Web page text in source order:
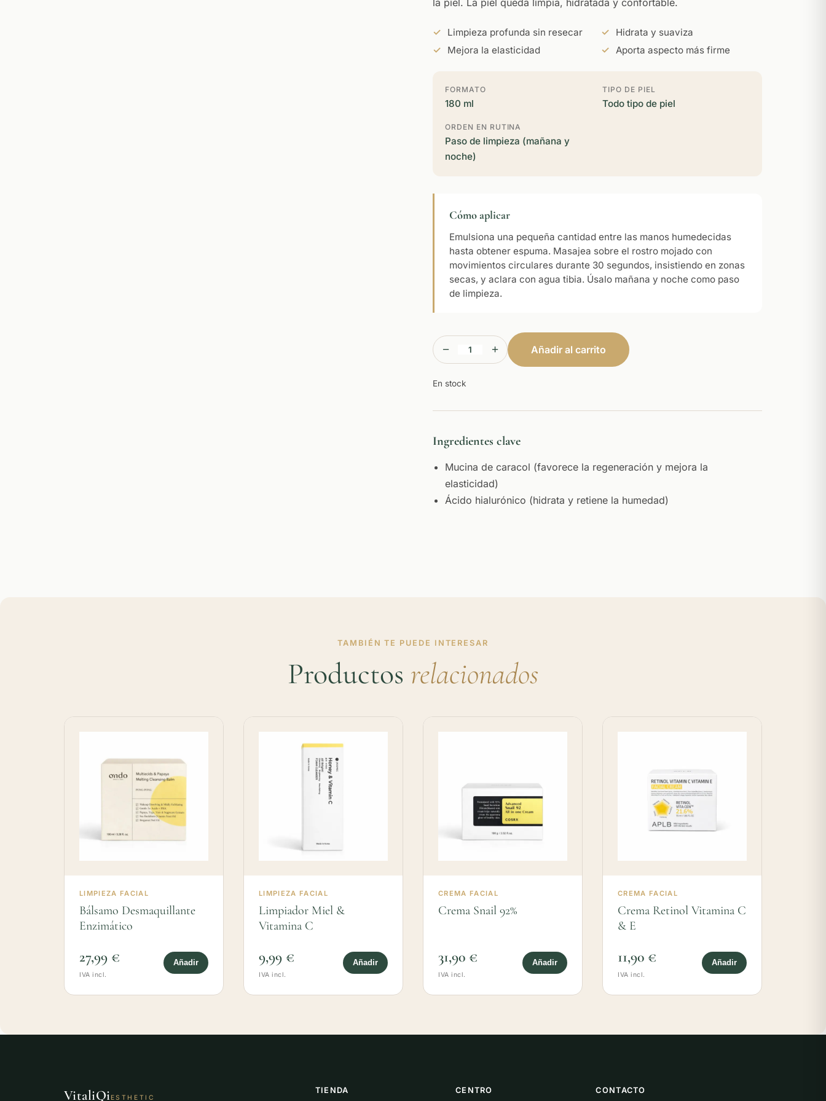
la piel. La piel queda limpia, hidratada y confortable.
Limpieza profunda sin resecar
Hidrata y suaviza
Mejora la elasticidad
Aporta aspecto más firme
FORMATO
180 ml
TIPO DE PIEL
Todo tipo de piel
ORDEN EN RUTINA
Paso de limpieza (mañana y
noche)
Cómo aplicar
Emulsiona una pequeña cantidad entre las manos humedecidas
hasta obtener espuma. Masajea sobre el rostro mojado con
movimientos circulares durante 30 segundos, insistiendo en zonas
secas, y aclara con agua tibia. Úsalo mañana y noche como paso
de limpieza.
− + Añadir al carrito
En stock
Ingredientes clave
Mucina de caracol (favorece la regeneración y mejora la
elasticidad)
Ácido hialurónico (hidrata y retiene la humedad)
TAMBIÉN TE PUEDE INTERESAR
Productos relacionados
LIMPIEZA FACIAL
Bálsamo Desmaquillante
Enzimático
27,99 €
IVA incl.
Añadir
LIMPIEZA FACIAL
Limpiador Miel &
Vitamina C
9,99 €
IVA incl.
Añadir
CREMA FACIAL
Crema Snail 92%
31,90 €
IVA incl.
Añadir
CREMA FACIAL
Crema Retinol Vitamina C
& E
11,90 €
IVA incl.
Añadir
VitaliQiESTHETIC
TIENDA CENTRO CONTACTO